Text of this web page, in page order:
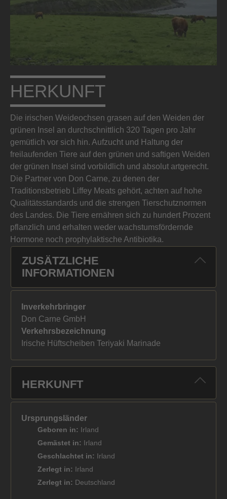
HERKUNFT
Die irischen Weideochsen grasen auf den Weiden der
grünen Insel an durchschnittlich 320 Tagen pro Jahr
gemütlich vor sich hin. Aufzucht und Haltung der
freilaufenden Tiere auf den grünen und saftigen Weiden
der grünen Insel sind vorbildlich und absolut artgerecht.
Die Partner von Don Carne, zu denen der
Traditionsbetrieb Liffey Meats gehört, achten auf hohe
Qualitätsstandards und die strengen Tierschutznormen
des Landes. Die Tiere ernähren sich zu hundert Prozent
pflanzlich und erhalten weder wachstumsfördernde
Hormone noch prophylaktische Antibiotika.
ZUSÄTZLICHE
INFORMATIONEN
Inverkehrbringer
Don Carne GmbH
Verkehrsbezeichnung
Irische Hüftscheiben Teriyaki Marinade
HERKUNFT
Ursprungsländer
Geboren in: Irland
Gemästet in: Irland
Geschlachtet in: Irland
Zerlegt in: Irland
Zerlegt in: Deutschland